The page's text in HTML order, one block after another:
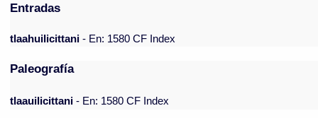
Entradas
tlaahuilicittani- En: 1580 CF Index
Paleografía
tlaauilicittani - En: 1580 CF Index